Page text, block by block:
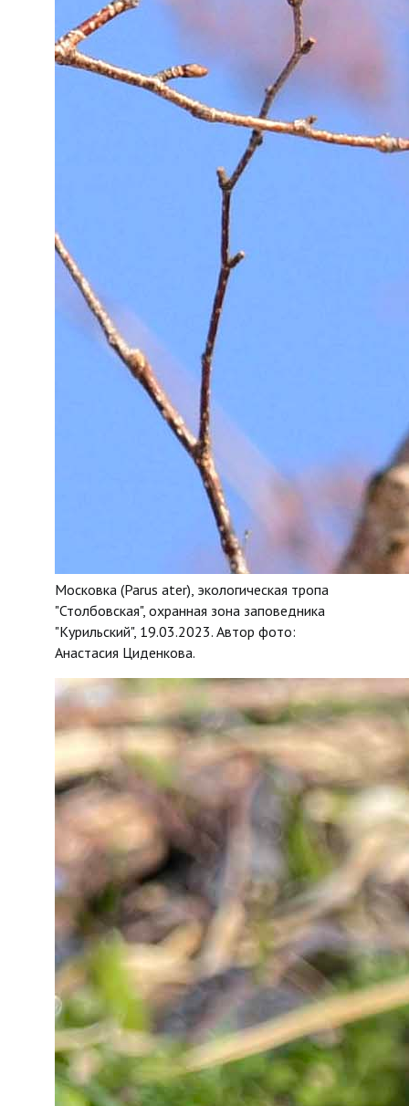
Московка (Parus ater), экологическая тропа
"Столбовская", охранная зона заповедника
"Курильский", 19.03.2023. Автор фото:
Анастасия Циденкова.